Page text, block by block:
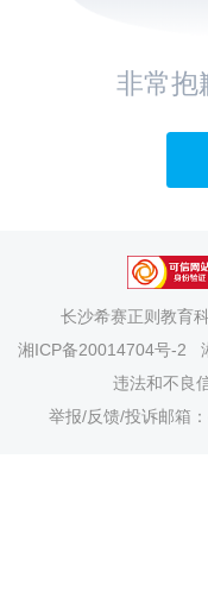
非常抱
长沙希赛正则教育
湘ICP备20014704号-2
违法和不良
举报/反馈/投诉邮箱